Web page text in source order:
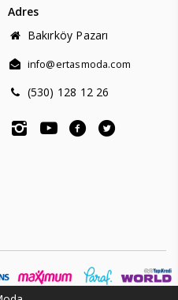
Adres
Bakırköy Pazarı
info@ertasmoda.com
(530) 128 12 26